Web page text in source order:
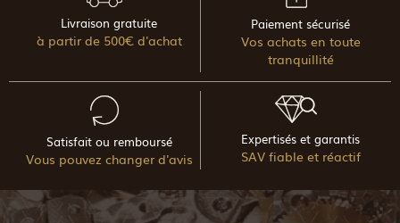
Livraison gratuite
à partir de 500€ d'achat
Paiement sécurisé
Vos achats en toute
tranquillité
Satisfait ou remboursé
Vous pouvez changer d'avis
Expertisés et garantis
SAV fiable et réactif